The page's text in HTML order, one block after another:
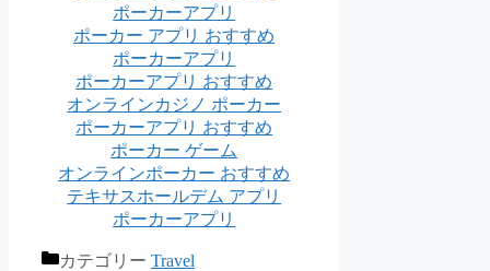
ポーカーアプリ
ポーカー アプリ おすすめ
ポーカーアプリ
ポーカーアプリ おすすめ
オンラインカジノ ポーカー
ポーカーアプリ おすすめ
ポーカー ゲーム
オンラインポーカー おすすめ
テキサスホールデム アプリ
ポーカーアプリ
カテゴリー Travel